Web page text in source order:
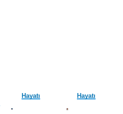
Hayatı Hayatı